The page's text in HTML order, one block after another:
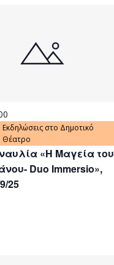
«Η Μαγεία του
Duo Immersio»,
25
Εκδηλώσεις στο Δημοτικό
Θέατρο